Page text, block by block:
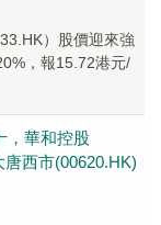
）股價迎來強
，報15.72港元/
，華和控股
西市(00620.HK)